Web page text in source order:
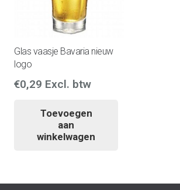
Glas vaasje Bavaria nieuw
logo
€0,29 Excl. btw
Toevoegen
aan
winkelwagen